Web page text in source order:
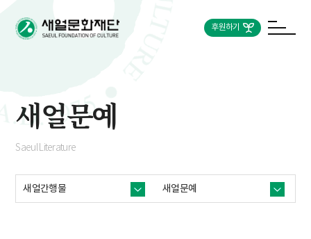
후원하기
새얼문예
Saeul Literature
새얼간행물 새얼문예